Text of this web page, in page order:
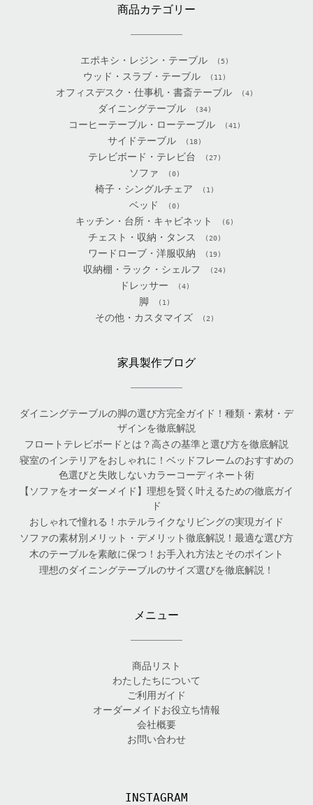
商品カテゴリー
エポキシ・レジン・テーブル (5)
ウッド・スラブ・テーブル (11)
オフィスデスク・仕事机・書斎テーブル (4)
ダイニングテーブル (34)
コーヒーテーブル・ローテーブル (41)
サイドテーブル (18)
テレビボード・テレビ台 (27)
ソファ (0)
椅子・シングルチェア (1)
ベッド (0)
キッチン・台所・キャビネット (6)
チェスト・収納・タンス (20)
ワードローブ・洋服収納 (19)
収納棚・ラック・シェルフ (24)
ドレッサー (4)
脚 (1)
その他・カスタマイズ (2)
家具製作ブログ
ダイニングテーブルの脚の選び方完全ガイド！種類・素材・デ
ザインを徹底解説
フロートテレビボードとは？高さの基準と選び方を徹底解説
寝室のインテリアをおしゃれに！ベッドフレームのおすすめの
色選びと失敗しないカラーコーディネート術
【ソファをオーダーメイド】理想を賢く叶えるための徹底ガイ
ド
おしゃれで憧れる！ホテルライクなリビングの実現ガイド
ソファの素材別メリット・デメリット徹底解説！最適な選び方
木のテーブルを素敵に保つ！お手入れ方法とそのポイント
理想のダイニングテーブルのサイズ選びを徹底解説！
メニュー
商品リスト
わたしたちについて
ご利用ガイド
オーダーメイドお役立ち情報
会社概要
お問い合わせ
INSTAGRAM